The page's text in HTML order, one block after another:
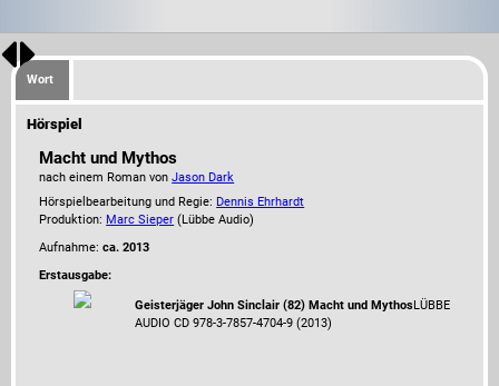
Wort
Hörspiel
Macht und Mythos
nach einem Roman vonJason Dark
Hörspielbearbeitung und Regie: Dennis Ehrhardt
Produktion: Marc Sieper (Lübbe Audio)
Aufnahme:ca. 2013
Erstausgabe:
Geisterjäger John Sinclair (82) Macht und MythosLÜBBE
AUDIO CD 978-3-7857-4704-9 (2013)